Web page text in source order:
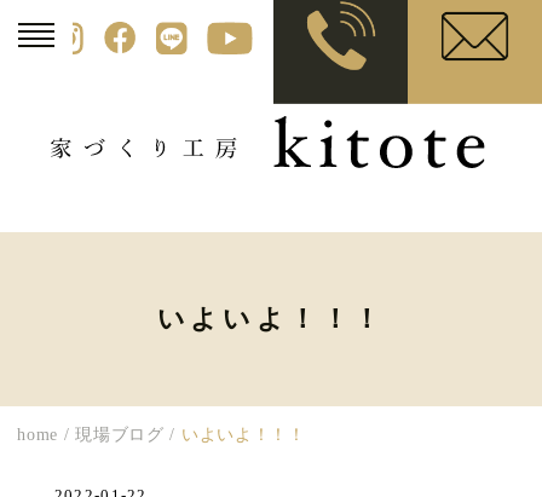
いよいよ！！！
home /現場ブログ / いよいよ！！！